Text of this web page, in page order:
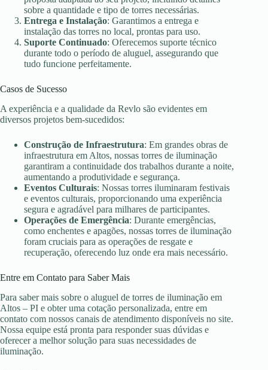
sobre a quantidade e tipo de torres necessárias.
Entrega e Instalação: Garantimos a entrega e
instalação das torres no local, prontas para uso.
Suporte Continuado: Oferecemos suporte técnico
durante todo o período de aluguel, assegurando que
tudo funcione perfeitamente.
Casos de Sucesso
A experiência e a qualidade da Revlo são evidentes em
diversos projetos bem-sucedidos:
Construção de Infraestrutura: Em grandes obras de
infraestrutura em Altos, nossas torres de iluminação
garantiram a continuidade dos trabalhos durante a noite,
aumentando a produtividade e segurança.
Eventos Culturais: Nossas torres iluminaram festivais
e eventos culturais, proporcionando uma experiência
segura e agradável para milhares de participantes.
Operações de Emergência: Durante emergências,
como enchentes e apagões, nossas torres de iluminação
foram cruciais para as operações de resgate e
recuperação, oferecendo luz onde era mais necessário.
Entre em Contato para Saber Mais
Para saber mais sobre o aluguel de torres de iluminação em
Altos – PI e obter uma cotação personalizada, entre em
contato com nossos canais de atendimento disponíveis no site.
Nossa equipe está pronta para responder suas dúvidas e
oferecer a melhor solução para suas necessidades de
iluminação.